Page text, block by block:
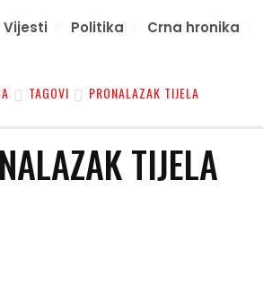
Vijesti Politika Crna hronika
TAGOVI PRONALAZAK TIJELA
TIJELA